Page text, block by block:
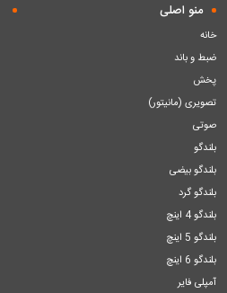
منو اصلی
خانه
ضبط و باند
پخش
تصویری (مانیتور)
صوتی
بلندگو
بلندگو بیضی
بلندگو گرد
بلندگو 4 اینچ
بلندگو 5 اینچ
بلندگو 6 اینچ
آمپلی فایر